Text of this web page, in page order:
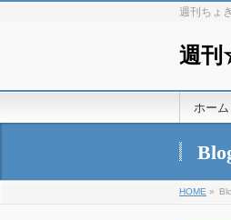
週刊ちょ
週
ホーム
HOME »